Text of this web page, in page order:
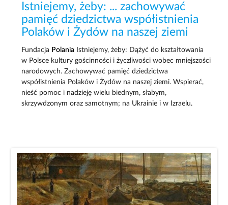
Istniejemy, żeby: ... zachowywać
pamięć dziedzictwa współistnienia
Polaków i Żydów na naszej ziemi
Fundacja Polania Istniejemy, żeby: Dążyć do kształtowania
w Polsce kultury gościnności i życzliwości wobec mniejszości
narodowych. Zachowywać pamięć dziedzictwa
współistnienia Polaków i Żydów na naszej ziemi. Wspierać,
nieść pomoc i nadzieję wielu biednym, słabym,
skrzywdzonym oraz samotnym; na Ukrainie i w Izraelu.